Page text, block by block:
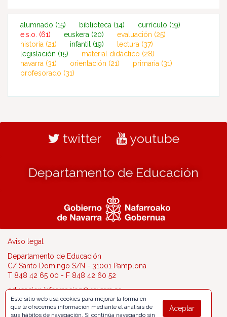
alumnado (15) biblioteca (14) currículo (19)
e.s.o. (61) euskera (20) evaluación (25)
historia (21) infantil (19) lectura (37)
legislación (15) material didáctico (28)
navarra (31) orientación (21) primaria (31)
profesorado (31)
twitter youtube
Departamento de Educación
Aviso legal
Departamento de Educación
C/ Santo Domingo S/N - 31001 Pamplona
T 848 42 65 00 - F 848 42 60 52
educacion.informacion@navarra.es
Aceptar
Este sitio web usa cookies para mejorar la forma en
que le ofrecemos información mediante el análisis de
sus hábitos de navegación. Si continúa navegando sin